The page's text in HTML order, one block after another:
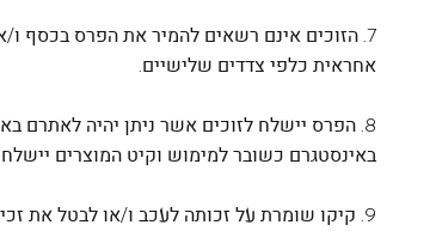
7. הזוכים אינם רשאים להמיר את הפרס בכסף
אחראית כלפי צדדים שלישיים.
8. הפרס יישלח לזוכים אשר ניתן יהיה
באינסטגרם כשובר למימוש וקיט המוצרים
9. קיקו שומרת על זכותה לעכב ו/או לבטל